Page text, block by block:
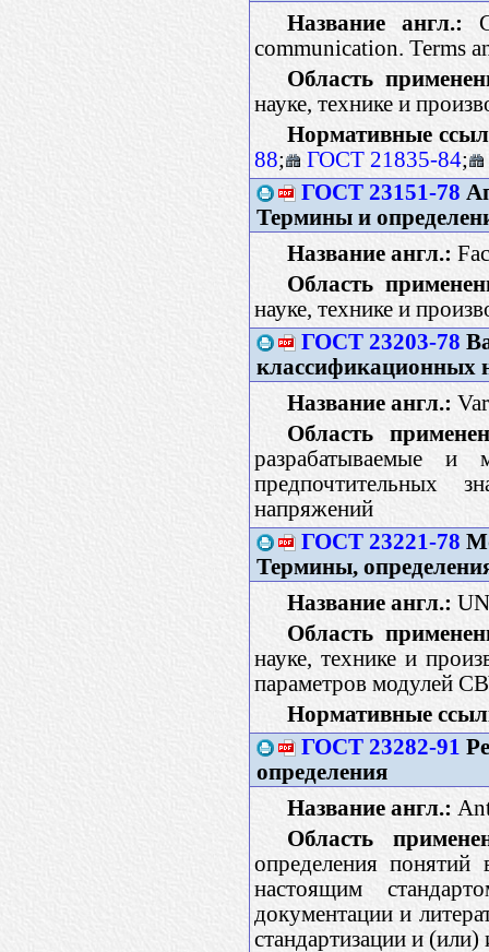
Название англ.:
communication. Terms
Область
науке, технике и
Нормативные
88; ГОСТ 21835-84;
ГОСТ 23151-78
Термины и
Название англ.:
Область
науке, технике и
ГОСТ 23203-78
классификационных
Название англ.:
Область
разрабатываемые и
предпочтительных
напряжений
ГОСТ 23221-78
Термины,
Название англ.:
Область
науке, технике и
параметров модулей
Нормативные
ГОСТ 23282-91
определения
Название англ.:
Область
определения понятий
настоящим
документации и
стандартизации и